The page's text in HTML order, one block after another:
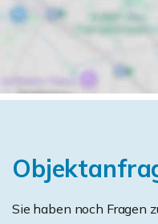
Sie haben noch Fragen